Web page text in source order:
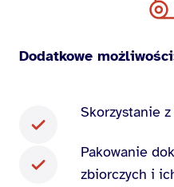
Dodatkowe
Skorzystanie
Pakowanie
zbiorczych i